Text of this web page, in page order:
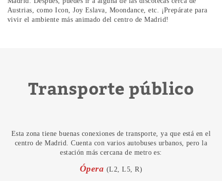
Austrias, como Icon, Joy Eslava, Moondance, etc. ¡Prepárate para
vivir el ambiente más animado del centro de Madrid!
Transporte público
Esta zona tiene buenas conexiones de transporte, ya que está en el
centro de Madrid. Cuenta con varios autobuses urbanos, pero la
estación más cercana de metro es:
Ópera (L2, L5, R)